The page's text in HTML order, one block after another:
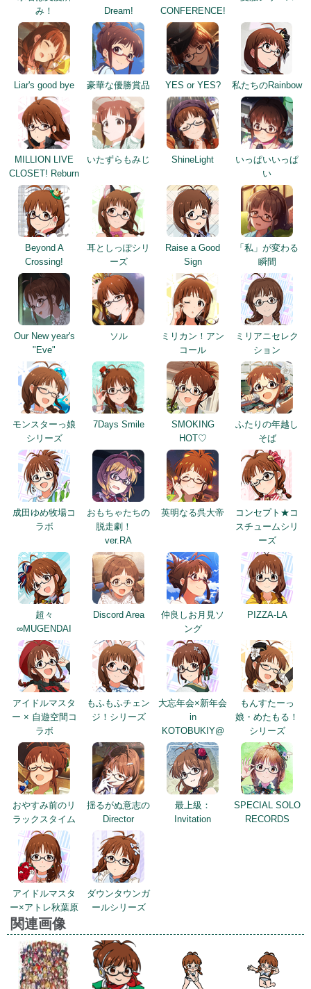
み！
Dream!
CONFERENCE!
Liar's good bye 豪華な優勝賞品 YES or YES? 私たちのRainbow
MILLION LIVE
CLOSET! Reburn
いたずらもみじ ShineLight
いっぱいいっぱ
い
Beyond A
Crossing!
耳としっぽシリ
ーズ
Raise a Good
Sign
「私」が変わる
瞬間
Our New year's
"Eve"
ソル
ミリカン！アン
コール
ミリアニセレク
ション
モンスターっ娘
シリーズ
7Days Smile
SMOKING
HOT♡
ふたりの年越し
そば
成田ゆめ牧場コ
ラボ
おもちゃたちの
脱走劇！
ver.RA
英明なる呉大帝
コンセプト★コ
スチュームシリ
ーズ
超々
∞MUGENDAI
Discord Area
仲良しお月見ソ
ング
PIZZA-LA
アイドルマスタ
ー × 自遊空間コ
ラボ
もふもふチェン
ジ！シリーズ
大忘年会×新年会
in
KOTOBUKIY@
もんすたーっ
娘・めたもる！
シリーズ
おやすみ前のリ
ラックスタイム
揺るがぬ意志の
Director
最上級：
Invitation
SPECIAL SOLO
RECORDS
アイドルマスタ
ー×アトレ秋葉原
ダウンタウンガ
ールシリーズ
関連画像